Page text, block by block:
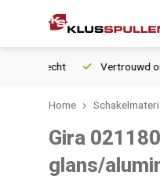
Vertrouwd online
Home
Gira
glans/